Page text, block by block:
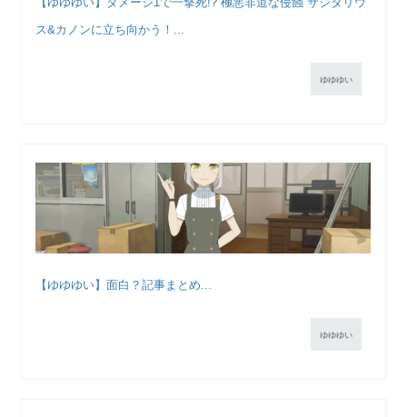
ス&カノンに立ち向かう！...
ゆゆゆい
【ゆゆゆい】面白？記事まとめ...
ゆゆゆい